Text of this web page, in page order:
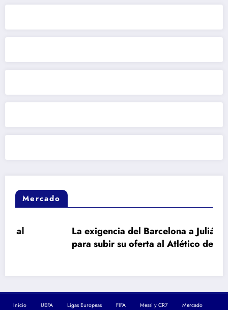
Mercado
La exigencia del Barcelona a Julián Álvarez
para subir su oferta al Atlético de Madrid
Inicio UEFA Ligas Europeas FIFA Messi y CR7 Mercado